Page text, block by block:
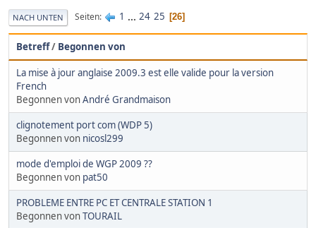
NACH UNTEN Seiten 1 ... 24 25 26
Betreff/ Begonnen von
La mise à jour anglaise 2009.3 est elle valide pour la version
French
Begonnen vonAndré Grandmaison
clignotement port com (WDP 5)
Begonnen von nicosl299
mode d'emploi de WGP 2009 ??
Begonnen von pat50
PROBLEME ENTRE PC ET CENTRALE STATION 1
Begonnen vonTOURAIL